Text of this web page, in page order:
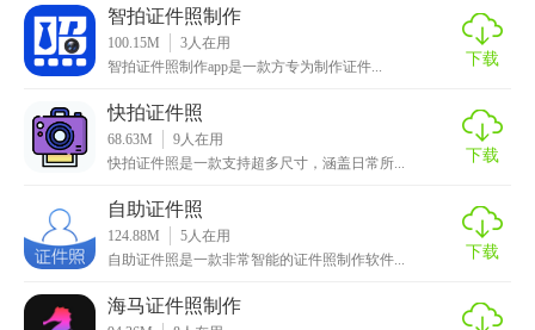
【白描证件照内容】
1. 拍摄模式：软件支持直接拍摄照片或从相册
导入照片进行
2. 模板选择：内置多种证件照模板，用户可以根据需要选择
相应的模板进行制作，大大提高了制作效率。
3. 智能裁剪：软件支持智能裁剪功能，能够快速将照片裁剪
成符合证件要求的尺寸和比例。
智拍证件照制作
100.15M 3人在用
智拍证件照制作app是一款方专为制作证件...
下载
快拍证件照
68.63M 9人在用
快拍证件照是一款支持超多尺寸，涵盖日常所...
下载
自助证件照
124.88M 5人在用
自助证件照是一款非常智能的证件照制作软件...
下载
海马证件照制作